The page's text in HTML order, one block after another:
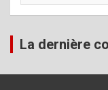
La dernière